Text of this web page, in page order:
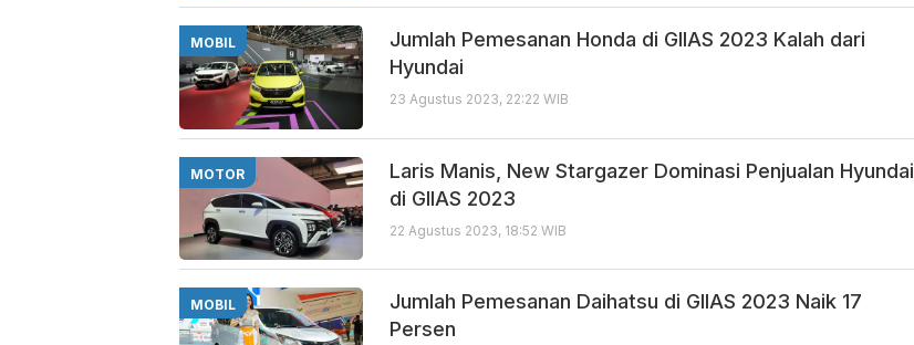
MOBIL
Jumlah Pemesanan Honda di GIIAS 2023 Kalah dari
Hyundai
23 Agustus 2023, 22:22 WIB
MOTOR
Laris Manis, New Stargazer Dominasi Penjualan Hyundai
di GIIAS 2023
22 Agustus 2023, 18:52 WIB
MOBIL
Jumlah Pemesanan Daihatsu di GIIAS 2023 Naik 17
Persen